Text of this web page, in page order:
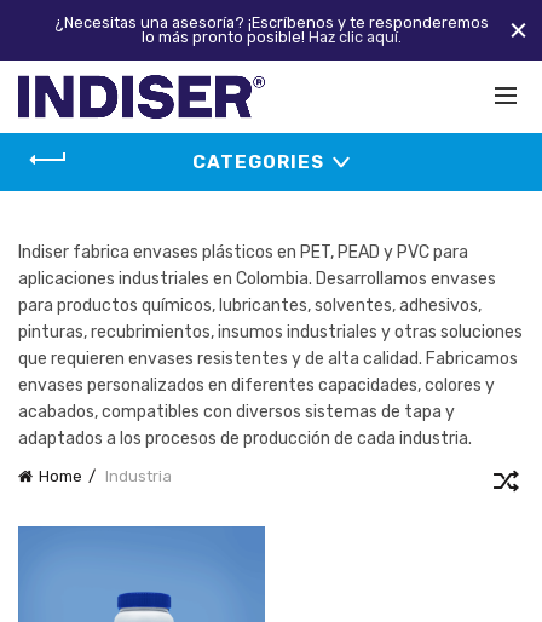
CATEGORIES
Indiser fabrica envases plásticos en PET, PEAD y PVC para
aplicaciones industriales en Colombia. Desarrollamos envases
para productos químicos, lubricantes, solventes, adhesivos,
pinturas, recubrimientos, insumos industriales y otras soluciones
que requieren envases resistentes y de alta calidad. Fabricamos
envases personalizados en diferentes capacidades, colores y
acabados, compatibles con diversos sistemas de tapa y
adaptados a los procesos de producción de cada industria.
Home Industria
¿Necesitas una asesoría? ¡Escríbenos y te responderemos
lo más pronto posible! Haz clic aquí.